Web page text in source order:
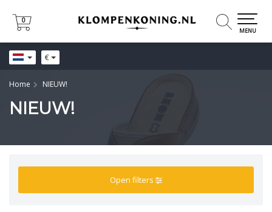
€
0
0
MENU
Home NIEUW!
NIEUW!
Open filters